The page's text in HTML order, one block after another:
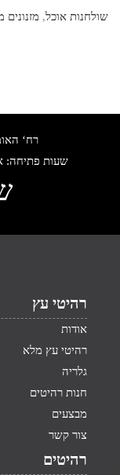
שולחנות אוכל, מזנונים
רח‘ האומנות 20 , א.ת
שעות פתיחה: א‘-ה‘ 10:00-18:00 ,
רהיטי עץ
אודות
רהיטי עץ מלא
גלריה
חנות רהיטים
מבצעים
צור קשר
רהיטים